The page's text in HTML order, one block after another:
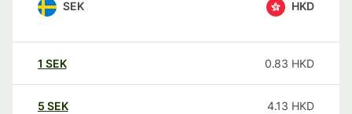
SEK HKD
1 SEK 0.83 HKD
5 SEK 4.13 HKD